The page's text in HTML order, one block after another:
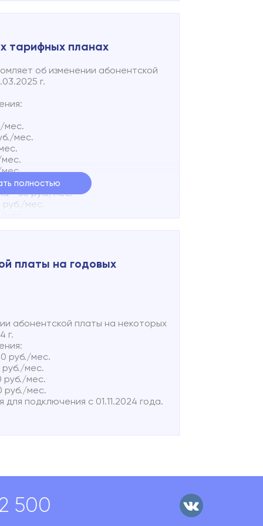
тарифных планах
об изменении абонентской
г.
мес.
мес.
- 60 руб./мес.
руб./мес.
мес.
руб./мес.
мес.
IP-адреса - - 150 руб./мес.
полностью
платы на годовых
абонентской платы на некоторых
г.
руб./мес.
мес.
руб./мес.
руб./мес.
для подключения с 01.11.2024 года.
500